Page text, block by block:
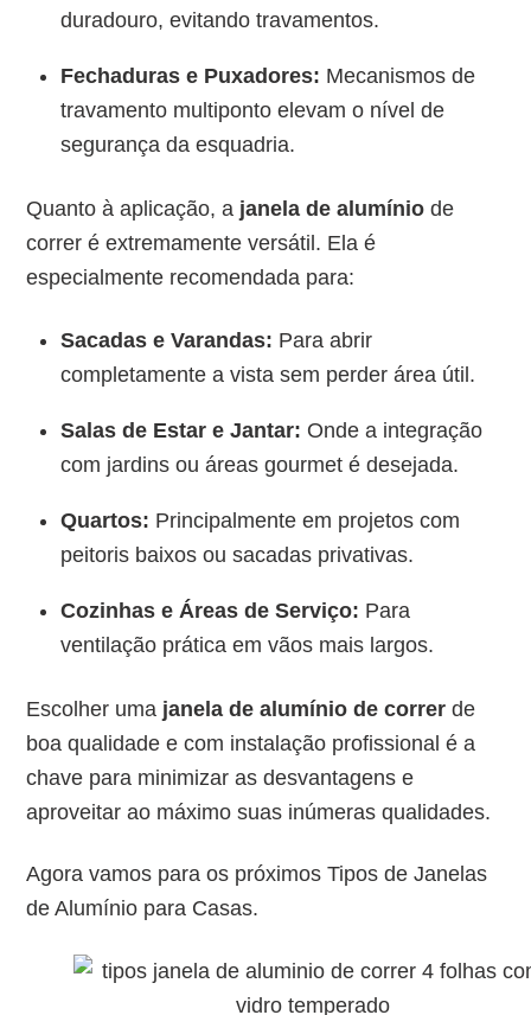
duradouro, evitando travamentos.
Fechaduras e Puxadores: Mecanismos de
travamento multiponto elevam o nível de
segurança da esquadria.
Quanto à aplicação, a janela de alumínio de
correr é extremamente versátil. Ela é
especialmente recomendada para:
Sacadas e Varandas: Para abrir
completamente a vista sem perder área útil.
Salas de Estar e Jantar: Onde a integração
com jardins ou áreas gourmet é desejada.
Quartos: Principalmente em projetos com
peitoris baixos ou sacadas privativas.
Cozinhas e Áreas de Serviço: Para
ventilação prática em vãos mais largos.
Escolher uma janela de alumínio de correr de
boa qualidade e com instalação profissional é a
chave para minimizar as desvantagens e
aproveitar ao máximo suas inúmeras qualidades.
Agora vamos para os próximos Tipos de Janelas
de Alumínio para Casas.